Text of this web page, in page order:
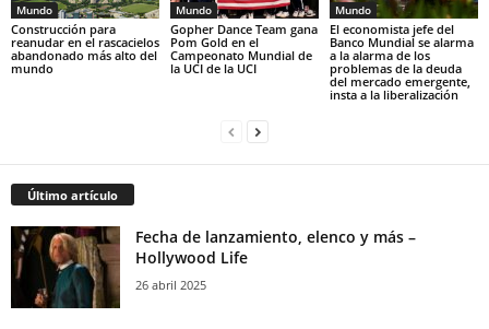
Mundo
Construcción para
reanudar en el rascacielos
abandonado más alto del
mundo
Mundo
Gopher Dance Team gana
Pom Gold en el
Campeonato Mundial de
la UCI de la UCI
Mundo
El economista jefe del
Banco Mundial se alarma
a la alarma de los
problemas de la deuda
del mercado emergente,
insta a la liberalización
Último artículo
Fecha de lanzamiento, elenco y más –
Hollywood Life
26 abril 2025